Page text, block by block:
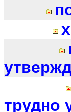
трудно